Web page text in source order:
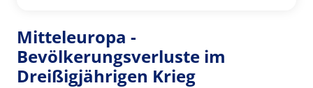
Mitteleuropa -
Bevölkerungsverluste im
Dreißigjährigen Krieg